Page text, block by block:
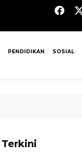
PENDIDIKAN SOSIAL
Terkini